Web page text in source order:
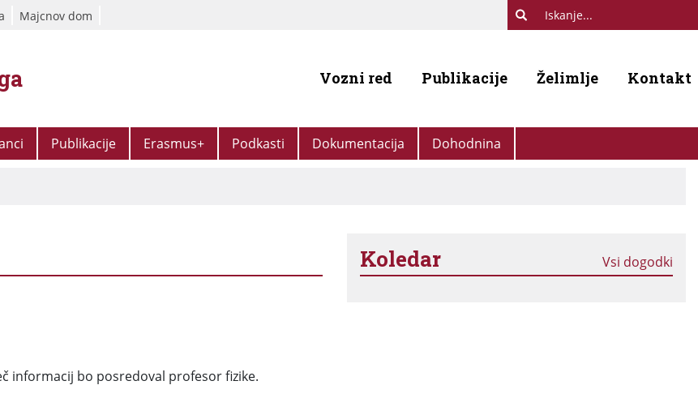
Majcnov dom
Vozni red Publikacije Želimlje Kontakt
Publikacije Erasmus+ Podkasti Dokumentacija Dohodnina
informacij bo posredoval profesor fizike.
Koledar Vsi dogodki